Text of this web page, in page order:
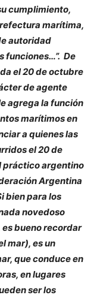
cumplimiento,
marítima,
autoridad
funciones…”. De
el 20 de octubre
de agente
agrega la función
marítimos en
a quienes las
el 20 de
práctico argentino
Argentina
bien para los
novedoso
bueno recordar
mar), es un
que conduce en
en lugares
ser los